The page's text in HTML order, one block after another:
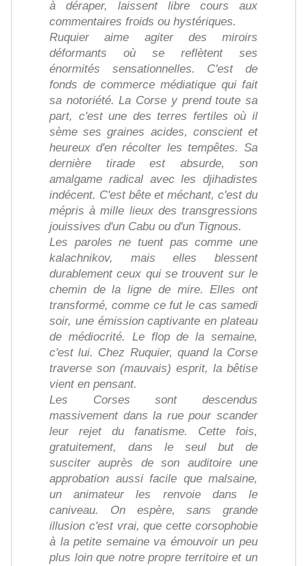
à déraper, laissent libre cours aux
commentaires froids ou hystériques.
Ruquier aime agiter des miroirs
déformants où se reflètent ses
énormités sensationnelles. C'est de
fonds de commerce médiatique qui fait
sa notoriété. La Corse y prend toute sa
part, c'est une des terres fertiles où il
sème ses graines acides, conscient et
heureux d'en récolter les tempêtes. Sa
dernière tirade est absurde, son
amalgame radical avec les djihadistes
indécent. C'est bête et méchant, c'est du
mépris à mille lieux des transgressions
jouissives d'un Cabu ou d'un Tignous.
Les paroles ne tuent pas comme une
kalachnikov, mais elles blessent
durablement ceux qui se trouvent sur le
chemin de la ligne de mire. Elles ont
transformé, comme ce fut le cas samedi
soir, une émission captivante en plateau
de médiocrité. Le flop de la semaine,
c'est lui. Chez Ruquier, quand la Corse
traverse son (mauvais) esprit, la bêtise
vient en pensant.
Les Corses sont descendus
massivement dans la rue pour scander
leur rejet du fanatisme. Cette fois,
gratuitement, dans le seul but de
susciter auprès de son auditoire une
approbation aussi facile que malsaine,
un animateur les renvoie dans le
caniveau. On espère, sans grande
illusion c'est vrai, que cette corsophobie
à la petite semaine va émouvoir un peu
plus loin que notre propre territoire et un